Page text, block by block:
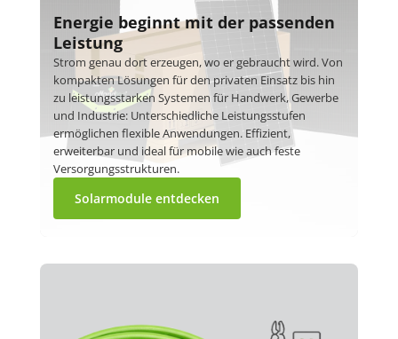
Energie beginnt mit der passenden
Leistung
Strom genau dort erzeugen, wo er gebraucht wird. Von
kompakten Lösungen für den privaten Einsatz bis hin
zu leistungsstarken Systemen für Handwerk, Gewerbe
und Industrie: Unterschiedliche Leistungsstufen
ermöglichen flexible Anwendungen. Effizient,
erweiterbar und ideal für mobile wie auch feste
Versorgungsstrukturen.
Solarmodule entdecken